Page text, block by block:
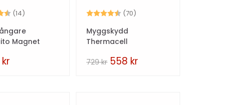
(14) 4.4 utav 5 stjärnor
Magnet
kr
Betyg: (70)
Myggskydd
Thermacell
729kr 558 kr